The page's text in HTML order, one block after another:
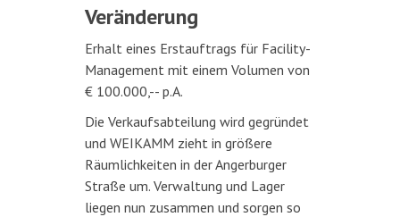
Veränderung
Erhalt eines Erstauftrags für Facility-
Management mit einem Volumen von
€ 100.000,-- p.A.
Die Verkaufsabteilung wird gegründet
und WEIKAMM zieht in größere
Räumlichkeiten in der Angerburger
Straße um. Verwaltung und Lager
liegen nun zusammen und sorgen so